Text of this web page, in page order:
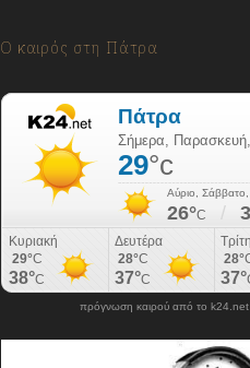
Ο καιρός στη Πάτρα
πρόγνωση καιρού από το k24.net